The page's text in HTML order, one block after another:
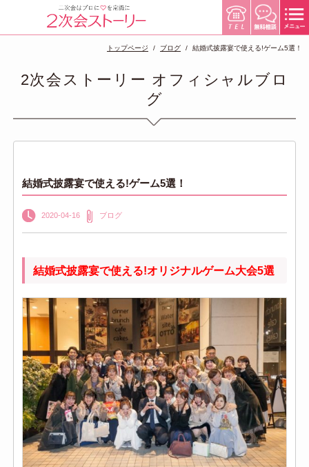
トップページ ブログ 結婚式披露宴で使える!ゲーム5選！
2次会ストーリー オフィシャルブロ
グ
結婚式披露宴で使える!ゲーム5選！
2020-04-16 ブログ
結婚式披露宴で使える!オリジナルゲーム大会5選